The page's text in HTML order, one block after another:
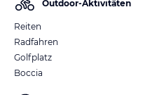
Outdoor-Aktivitäten
Reiten
Radfahren
Golfplatz
Boccia